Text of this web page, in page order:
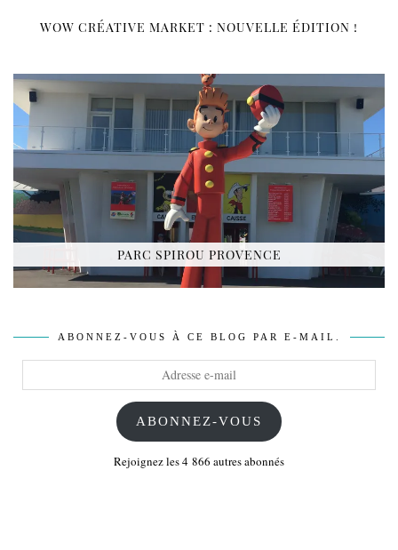
WOW CRÉATIVE MARKET : NOUVELLE ÉDITION !
PARC SPIROU PROVENCE
ABONNEZ-VOUS À CE BLOG PAR E-MAIL.
ABONNEZ-VOUS
Rejoignez les 4 866 autres abonnés